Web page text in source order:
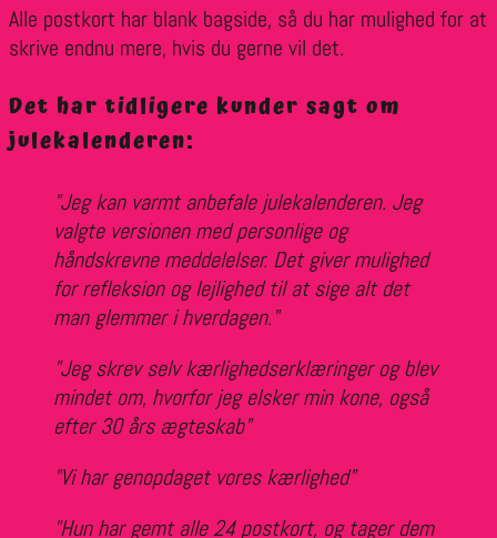
Alle postkort har blank bagside, så du har mulighed for at
skrive endnu mere, hvis du gerne vil det.
Det har tidligere kunder sagt om
julekalenderen:
"Jeg kan varmt anbefale julekalenderen. Jeg
valgte versionen med personlige og
håndskrevne meddelelser. Det giver mulighed
for refleksion og lejlighed til at sige alt det
man glemmer i hverdagen."
"Jeg skrev selv kærlighedserklæringer og blev
mindet om, hvorfor jeg elsker min kone, også
efter 30 års ægteskab"
"Vi har genopdaget vores kærlighed"
"Hun har gemt alle 24 postkort, og tager dem